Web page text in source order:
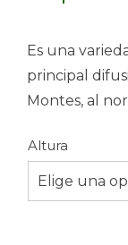
Es una
principal
Montes, al
Altura
Elige una